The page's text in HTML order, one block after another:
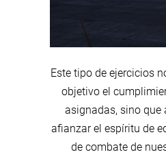
Este tipo de ejercicios
objetivo el
asignadas, sino que
afianzar el espíritu de
de combate de